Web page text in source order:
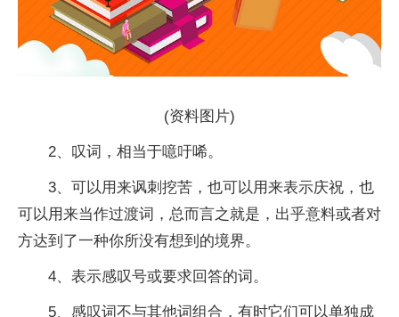
(资料图片)
2、叹词，相当于噫吁唏。
3、可以用来讽刺挖苦，也可以用来表示庆祝，也
可以用来当作过渡词，总而言之就是，出乎意料或者对
方达到了一种你所没有想到的境界。
4、表示感叹号或要求回答的词。
5、感叹词不与其他词组合，有时它们可以单独成